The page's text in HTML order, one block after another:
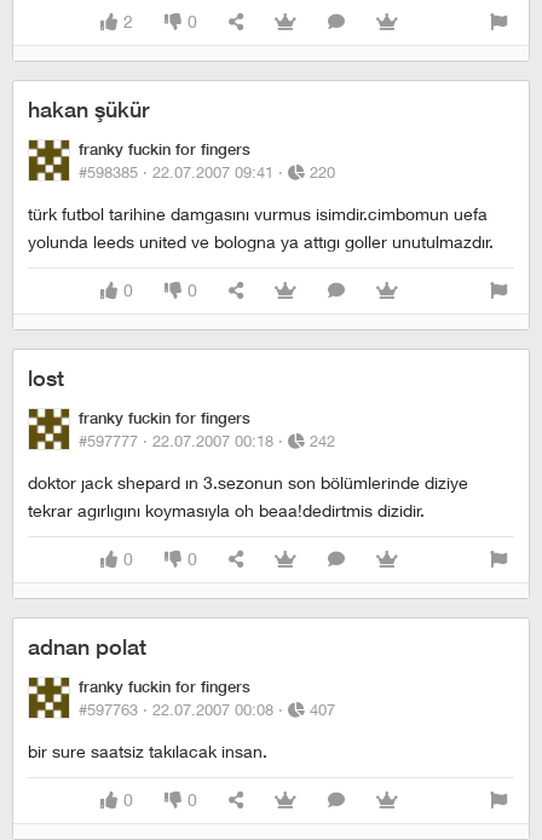
2 0
hakan şükür
franky fuckin for fingers
#598385 · 22.07.2007 09:41 · 220
türk futbol tarihine damgasını vurmus isimdir.cimbomun uefa
yolunda leeds united ve bologna ya attıgı goller unutulmazdır.
0 0
lost
franky fuckin for fingers
#597777 · 22.07.2007 00:18 · 242
doktor jack shepard ın 3.sezonun son bölümlerinde diziye
tekrar agırlıgını koymasıyla oh beaa!dedirtmis dizidir.
0 0
adnan polat
franky fuckin for fingers
#597763 · 22.07.2007 00:08 · 407
bir sure saatsiz takılacak insan.
0 0